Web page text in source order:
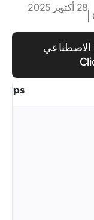
28 أكتوبر 2025
الاصطناعي